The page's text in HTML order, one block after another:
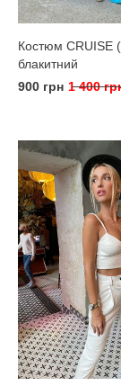
Костюм CRUISE
блакитний
900 грн 1 400